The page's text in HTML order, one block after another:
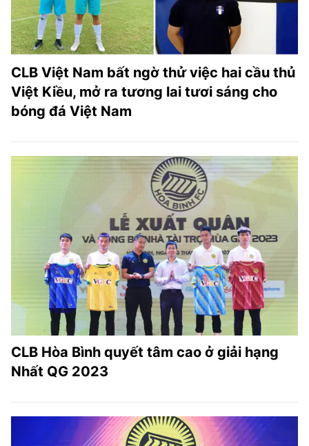
CLB Việt Nam bất ngờ thử việc hai cầu thủ
Việt Kiều, mở ra tương lai tươi sáng cho
bóng đá Việt Nam
CLB Hòa Bình quyết tâm cao ở giải hạng
Nhất QG 2023